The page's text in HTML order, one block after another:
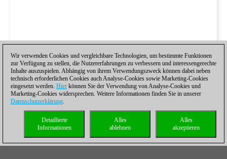
Wir verwenden Cookies und vergleichbare Technologien, um bestimmte Funktionen
zur Verfügung zu stellen, die Nutzererfahrungen zu verbessern und interessengerechte
Inhalte auszuspielen. Abhängig von ihrem Verwendungszweck können dabei neben
technisch erforderlichen Cookies auch Analyse-Cookies sowie Marketing-Cookies
eingesetzt werden. Hier können Sie der Verwendung von Analyse-Cookies und
Marketing-Cookies widersprechen. Weitere Informationen finden Sie in unserer
Datenschutzerklärung.
Alles
akzeptieren
Alles
ablehnen
Detaillierte
Informationen